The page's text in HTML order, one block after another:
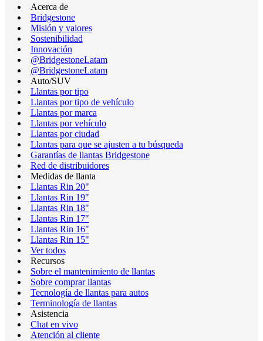
Acerca de
Bridgestone
Misión y valores
Sostenibilidad
Innovación
@BridgestoneLatam
@BridgestoneLatam
Auto/SUV
Llantas por tipo
Llantas por tipo de vehículo
Llantas por marca
Llantas por vehículo
Llantas por ciudad
Llantas para que se ajusten a tu búsqueda
Garantías de llantas Bridgestone
Red de distribuidores
Medidas de llanta
Llantas Rin 20"
Llantas Rin 19"
Llantas Rin 18"
Llantas Rin 17"
Llantas Rin 16"
Llantas Rin 15"
Ver todos
Recursos
Sobre el mantenimiento de llantas
Sobre comprar llantas
Tecnología de llantas para autos
Terminología de llantas
Asistencia
Chat en vivo
Atención al cliente